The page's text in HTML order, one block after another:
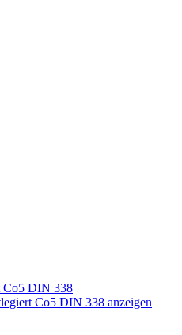
Co5 DIN 338
Co5 DIN 338 anzeigen